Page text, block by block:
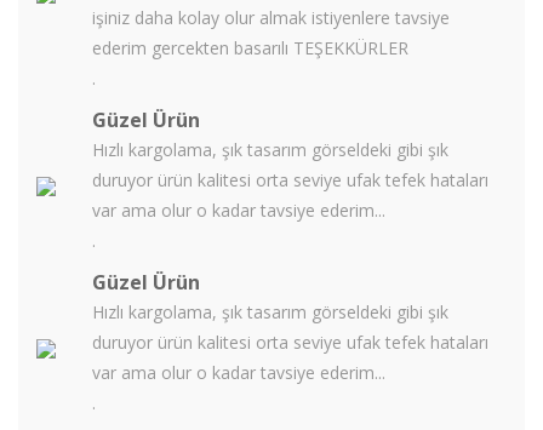
işiniz daha kolay olur almak istiyenlere tavsiye
ederim gercekten basarılı TEŞEKKÜRLER
.
Güzel Ürün
Hızlı kargolama, şık tasarım görseldeki gibi şık
duruyor ürün kalitesi orta seviye ufak tefek hataları
var ama olur o kadar tavsiye ederim...
.
Güzel Ürün
Hızlı kargolama, şık tasarım görseldeki gibi şık
duruyor ürün kalitesi orta seviye ufak tefek hataları
var ama olur o kadar tavsiye ederim...
.